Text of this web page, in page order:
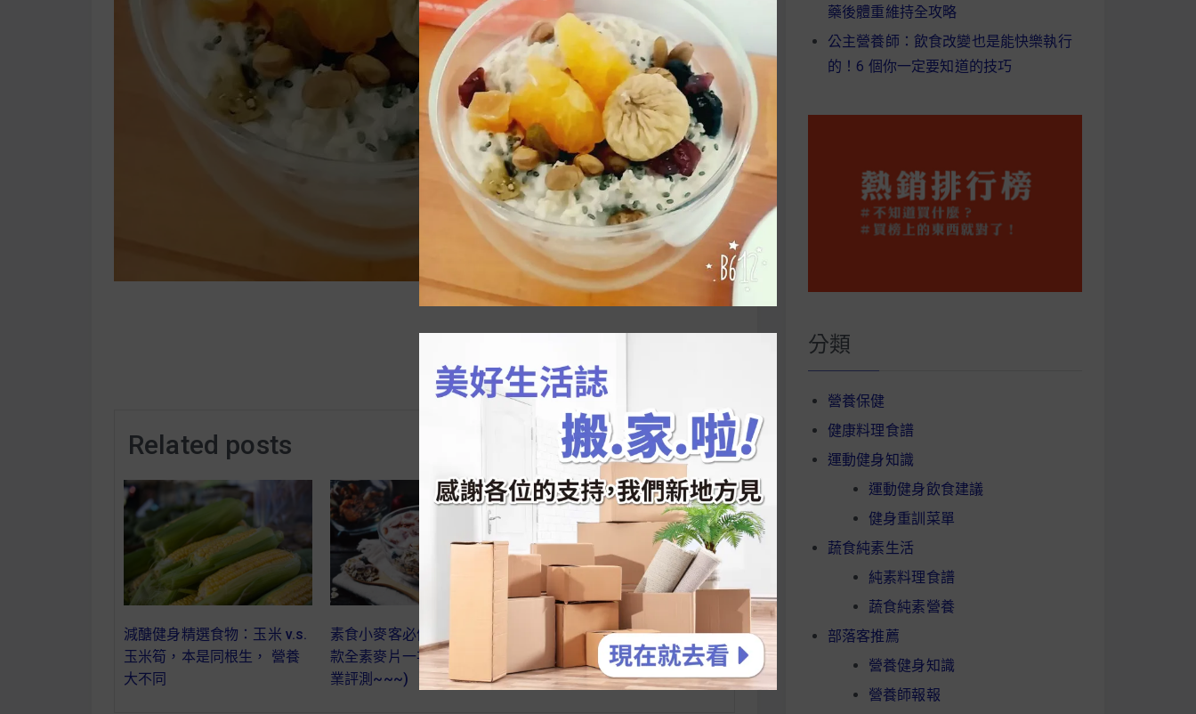
Related posts
減醣健身精選食物：玉米 v.s.
玉米筍，本是同根生， 營養
大不同
素食小麥客必備開箱指南，4
款全素麥片一次解析(內有專
業評測~~~)
【麥片女孩 Patty】你一袋我
一袋，胖子私藏孝親好選
擇！ 母親節禮物適用
藥後體重維持全攻略
公主營養師：飲食改變也是能快樂執行
的！6 個你一定要知道的技巧
分類
營養保健
健康料理食譜
運動健身知識
運動健身飲食建議
健身重訓菜單
蔬食純素生活
純素料理食譜
蔬食純素營養
部落客推薦
營養健身知識
營養師報報